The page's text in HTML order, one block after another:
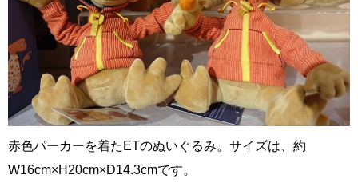
赤色パーカーを着たETのぬいぐるみ。サイズは、約
W16cm×H20cm×D14.3cmです。